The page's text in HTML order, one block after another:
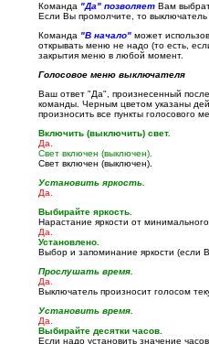
Команда "Да" позволяет Вам
Если Вы промолчите, то
Команда "В начало" может
открывать меню не надо (то есть,
закрытия меню в любой момент.
Голосовое меню выключателя
Ваш ответ "Да", произнесенный
команды. Черным цветом указаны
произносить все пункты голосового
Включить (выключить) свет.
Да.
Свет включен (выключен).
Свет включен (выключен).
Установить яркость.
Да.
Выбирайте яркость.
Нарастание яркости от
Да.
Установлено.
Выбор и запоминание яркости (если
Прослушать время.
Да.
Выключатель произносит голосом
Установить время.
Да.
Выбирайте десятки часов.
Если надо установить значение